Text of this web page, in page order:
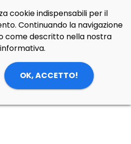
CercaContatti
Login
Parete
Faretto per specchiera Win Tre W di Forma e Funzione in alluminio cromato, luce neutra
cookie indispensabili per il
Continuando la navigazione
come descritto nella nostra
informativa.
OK, ACCETTO!